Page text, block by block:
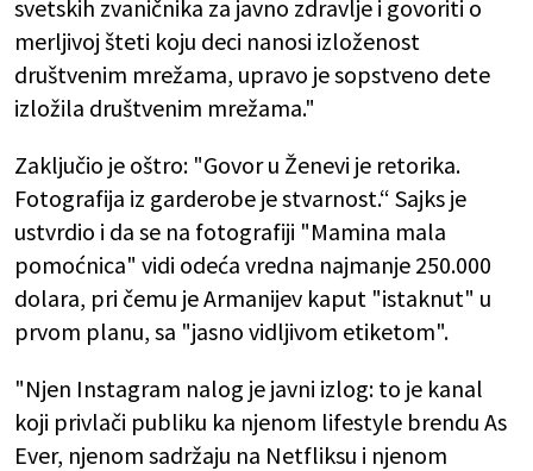
svetskih zvaničnika za javno zdravlje i govoriti o
merljivoj šteti koju deci nanosi izloženost
društvenim mrežama, upravo je sopstveno dete
izložila društvenim mrežama."
Zaključio je oštro: "Govor u Ženevi je retorika.
Fotografija iz garderobe je stvarnost.“ Sajks je
ustvrdio i da se na fotografiji "Mamina mala
pomoćnica" vidi odeća vredna najmanje 250.000
dolara, pri čemu je Armanijev kaput "istaknut" u
prvom planu, sa "jasno vidljivom etiketom".
"Njen Instagram nalog je javni izlog: to je kanal
koji privlači publiku ka njenom lifestyle brendu As
Ever, njenom sadržaju na Netfliksu i njenom